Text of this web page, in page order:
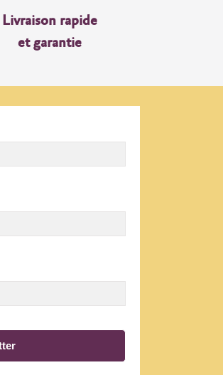
Livraison rapide
et garantie